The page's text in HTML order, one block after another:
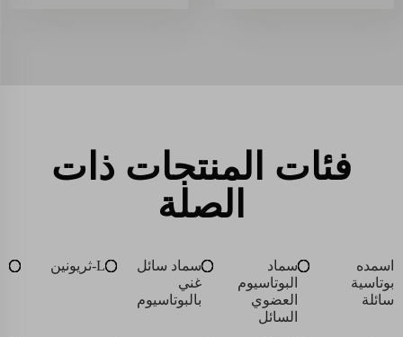
فئات المنتجات ذات
الصلة
اسمده
بوتاسية
سائلة
سماد
البوتاسيوم
العضوي
السائل
سماد سائل
غني
بالبوتاسيوم
L-ثريونين